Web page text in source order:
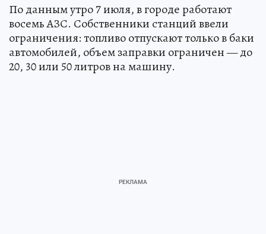
По данным утро 7 июля, в городе работают
восемь АЗС. Собственники станций ввели
ограничения: топливо отпускают только в баки
автомобилей, объем заправки ограничен — до
20, 30 или 50 литров на машину.